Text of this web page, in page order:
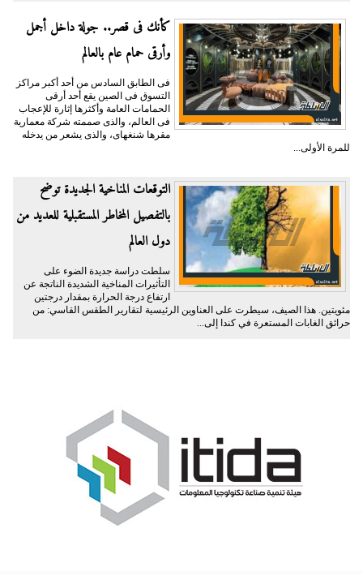
كأنك فى قصر.. جولة داخل أجمل
وأرقى حمام عام بالعالم
فى الطابق السادس من أحد أكبر مراكز
التسوق فى الصين يقع أحد أرقى
الحمامات العامة وأكثرها إثارة للإعجاب
فى العالم، والذى صممته شركة معمارية
مقرها شنغهاى، والذى يشعر من يدخله
للمرة الأولى...
التوقعات المناخية الجديدة توضح
بالتفصيل المخاطر المستقبلية للعديد من
دول العالم
سلطت دراسة جديدة الضوء على
التأثيرات المناخية الشديدة الناتجة عن
ارتفاع درجة الحرارة بمقدار درجتين
مئويتين. هذا الصيف، سيطرت على العناوين الرئيسية لتقارير الطقس القاسي: من
حرائق الغابات المستعرة في كندا إلى...